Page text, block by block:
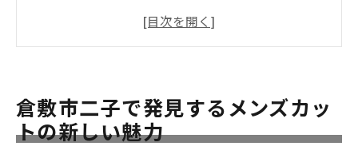
顧客の個性を引き出すカウンセリングの重
の両立
地元スタイリストから学ぶメンズカットの
倉敷市二子で発見するメンズカッ
トの新しい魅力